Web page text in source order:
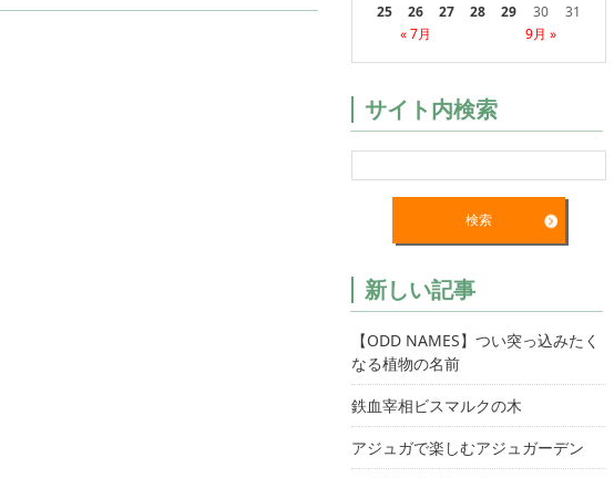
« 7月 9月 »
25
26 27 28 29 30 31
サイト内検索
新しい記事
【ODD NAMES】つい突っ込みたく
なる植物の名前
鉄血宰相ビスマルクの木
アジュガで楽しむアジュガーデン